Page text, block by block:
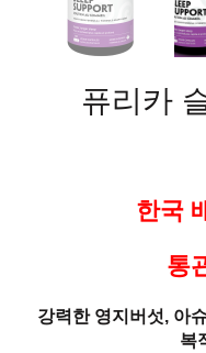
퓨리카
한국
통
강력한 영지버섯, 아
복